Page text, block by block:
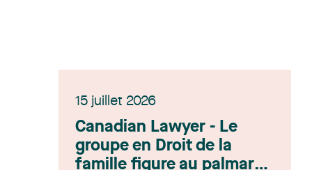
15 juillet 2026
Canadian Lawyer - Le
groupe en Droit de la
famille figure au palmarès